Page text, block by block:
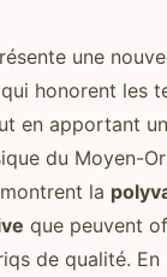
une
honorent les
en apportant
du Moyen-
la
que peuvent
de qualité.